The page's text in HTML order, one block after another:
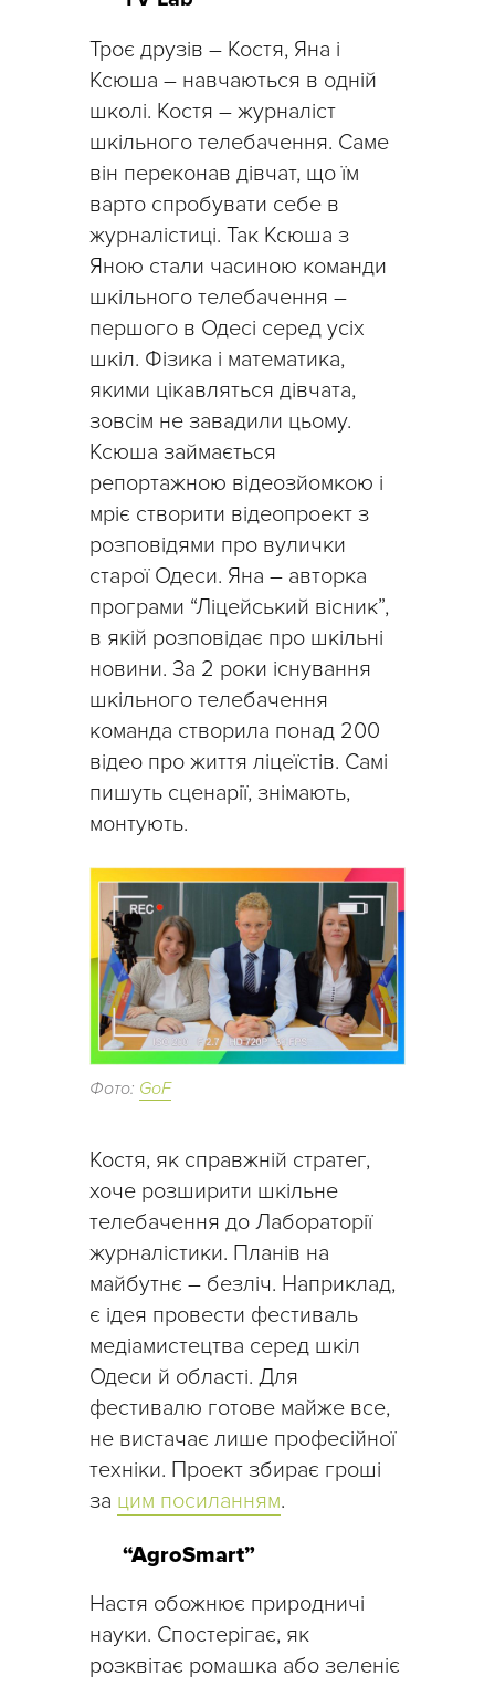
Троє друзів – Костя, Яна і
Ксюша – навчаються в одній
школі. Костя – журналіст
шкільного телебачення. Саме
він переконав дівчат, що їм
варто спробувати себе в
журналістиці. Так Ксюша з
Яною стали часиною команди
шкільного телебачення –
першого в Одесі серед усіх
шкіл. Фізика і математика,
якими цікавляться дівчата,
зовсім не завадили цьому.
Ксюша займається
репортажною відеозйомкою і
мріє створити відеопроект з
розповідями про вулички
старої Одеси. Яна – авторка
програми “Ліцейський вісник”,
в якій розповідає про шкільні
новини. За 2 роки існування
шкільного телебачення
команда створила понад 200
відео про життя ліцеїстів. Самі
пишуть сценарії, знімають,
монтують.
Фото: GoF
Костя, як справжній стратег,
хоче розширити шкільне
телебачення до Лабораторії
журналістики. Планів на
майбутнє – безліч. Наприклад,
є ідея провести фестиваль
медіамистецтва серед шкіл
Одеси й області. Для
фестивалю готове майже все,
не вистачає лише професійної
техніки. Проект збирає гроші
за цим посиланням.
“AgroSmart”
Настя обожнює природничі
науки. Спостерігає, як
розквітає ромашка або зеленіє